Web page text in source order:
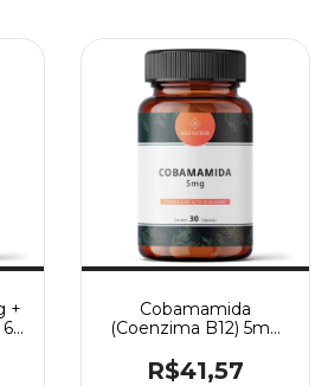
+
Cobamamida
(Coenzima B12) 5mg
R$41,57